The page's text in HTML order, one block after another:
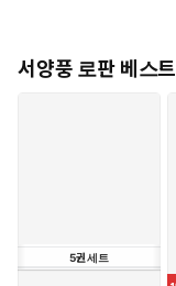
서양풍 로판 베스트
5권세트